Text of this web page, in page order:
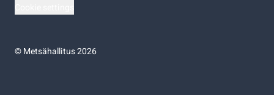
©Metsähallitus 2026